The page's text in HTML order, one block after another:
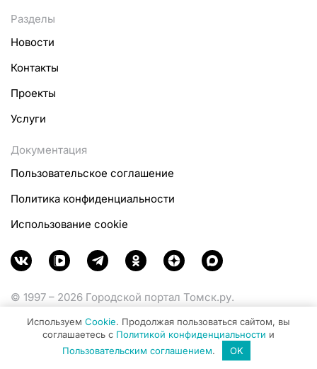
Разделы
Новости
Контакты
Проекты
Услуги
Документация
Пользовательское соглашение
Политика конфиденциальности
Использование cookie
© 1997 – 2026 Городской портал Томск.ру.
Министерства цифрового развития, связи и массовых
коммуникаций Российской Федерации.
Используем Cookie. Продолжая пользоваться сайтом, вы
соглашаетесь с Политикой конфиденциальности и
Пользовательским соглашением. OK